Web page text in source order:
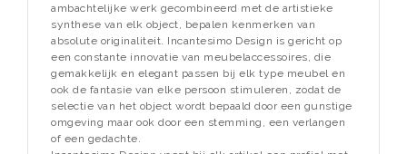
ambachtelijke werk gecombineerd met de artistieke
synthese van elk object, bepalen kenmerken van
absolute originaliteit. Incantesimo Design is gericht op
een constante innovatie van meubelaccessoires, die
gemakkelijk en elegant passen bij elk type meubel en
ook de fantasie van elke persoon stimuleren, zodat de
selectie van het object wordt bepaald door een gunstige
omgeving maar ook door een stemming, een verlangen
of een gedachte.